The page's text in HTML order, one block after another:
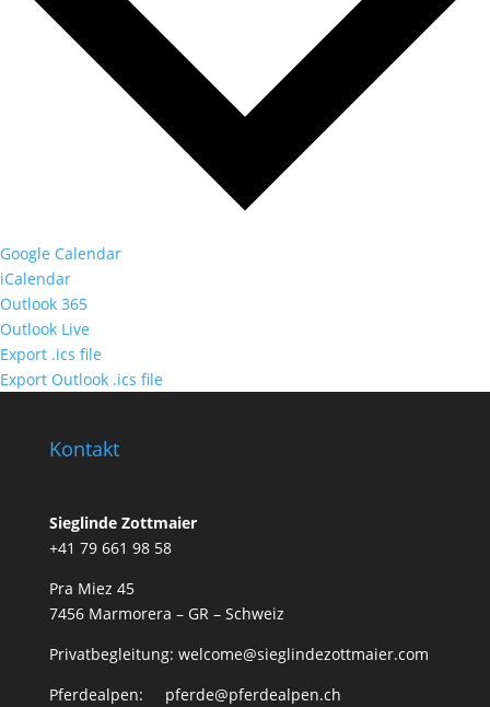
Google Calendar
iCalendar
Outlook 365
Outlook Live
Export .ics file
Export Outlook .ics file
Kontakt
Sieglinde Zottmaier
+41 79 661 98 58
Pra Miez 45
7456 Marmorera – GR – Schweiz
Privatbegleitung: welcome@sieglindezottmaier.com
Pferdealpen: pferde@pferdealpen.ch